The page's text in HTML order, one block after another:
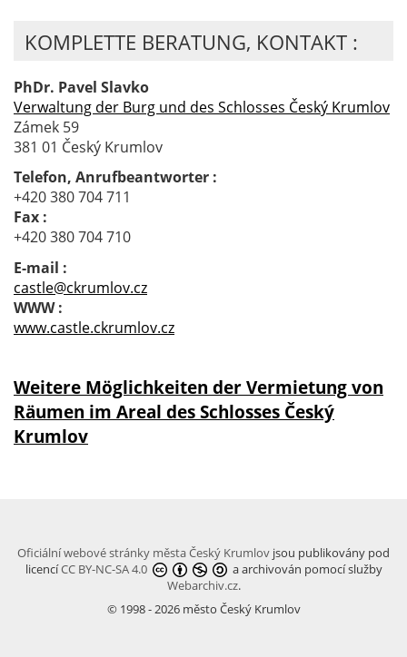
KOMPLETTE BERATUNG, KONTAKT :
PhDr. Pavel Slavko
Verwaltung der Burg und des Schlosses Český Krumlov
Zámek 59
381 01 Český Krumlov
Telefon, Anrufbeantworter :
+420 380 704 711
Fax :
+420 380 704 710
E-mail :
castle@ckrumlov.cz
WWW :
www.castle.ckrumlov.cz
Weitere Möglichkeiten der Vermietung von
Räumen im Areal des Schlosses Český
Krumlov
Oficiální webové stránky města Český Krumlov jsou publikovány pod
licencíCC BY-NC-SA 4.0
a archivován pomocí služby
Webarchiv.cz.
© 1998 - 2026 město Český Krumlov